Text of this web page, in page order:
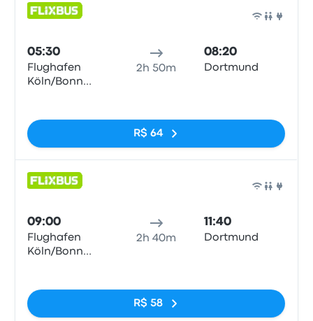
05:30
Flughafen
Köln/Bonn
2h 50m
08:20
Dortmund
R$ 64
09:00
Flughafen
Köln/Bonn
2h 40m
11:40
Dortmund
R$ 58